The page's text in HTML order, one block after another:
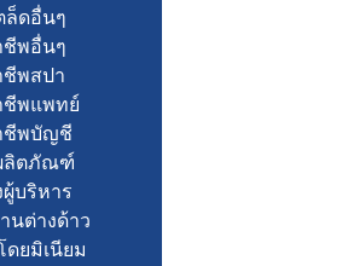
ล็ดอื่นๆ
ชีพอื่นๆ
ชีพสปา
ชีพแพทย์
ชีพบัญชี
ลิตภัณฑ์
บริหาร
นต่างด้าว
ยมิเนียม